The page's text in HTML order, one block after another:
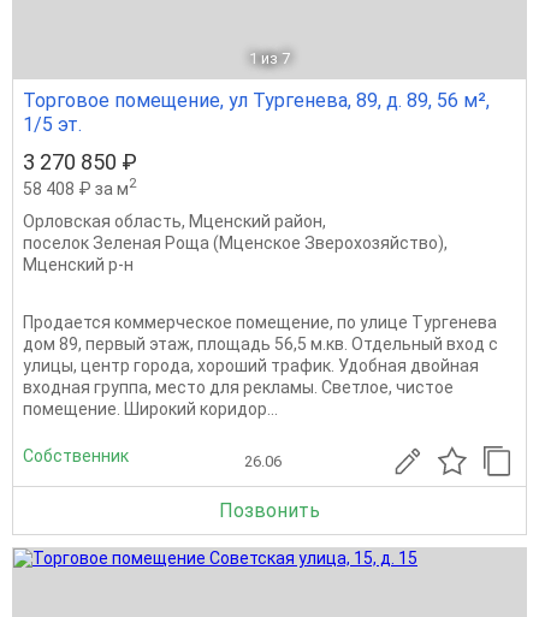
1 из 7
Торговое помещение, ул Тургенева, 89, д. 89, 56 м²,
1/5 эт.
3 270 850 ₽
58 408 ₽ за м2
Орловская область, Мценский район,
поселок Зеленая Роща (Мценское Зверохозяйство),
Мценский р-н
Продается коммерческое помещение, по улице Тургенева
дом 89, первый этаж, площадь 56,5 м.кв. Отдельный вход с
улицы, центр города, хороший трафик. Удобная двойная
входная группа, место для рекламы. Светлое, чистое
помещение. Широкий коридор...
Собственник 26.06
Позвонить